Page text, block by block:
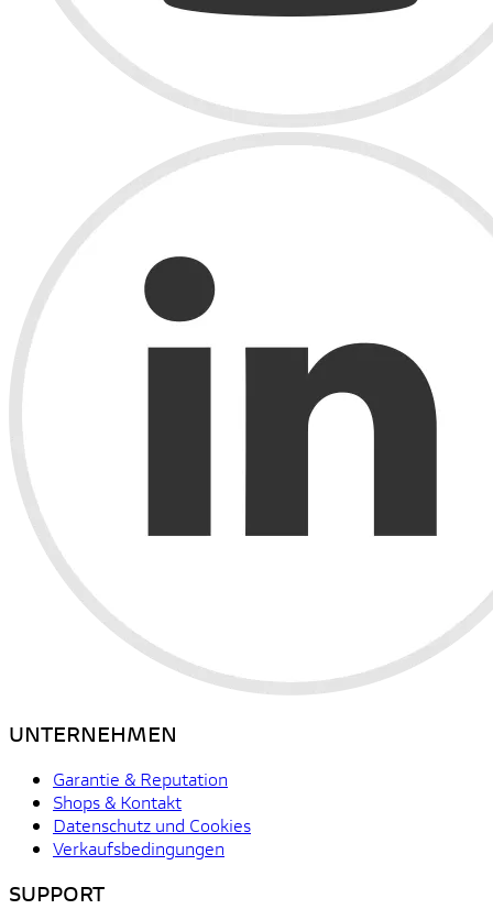
UNTERNEHMEN
Garantie & Reputation
Shops & Kontakt
Datenschutz und Cookies
Verkaufsbedingungen
SUPPORT